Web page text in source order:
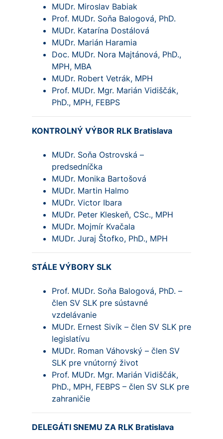
MUDr. Miroslav Babiak
Prof. MUDr. Soňa Balogová, PhD.
MUDr. Katarína Dostálová
MUDr. Marián Haramia
Doc. MUDr. Nora Majtánová, PhD.,
MPH, MBA
MUDr. Robert Vetrák, MPH
Prof. MUDr. Mgr. Marián Vidiščák,
PhD., MPH, FEBPS
KONTROLNÝ VÝBOR RLK Bratislava
MUDr. Soňa Ostrovská –
predsedníčka
MUDr. Monika Bartošová
MUDr. Martin Halmo
MUDr. Victor Ibara
MUDr. Peter Kleskeň, CSc., MPH
MUDr. Mojmír Kvačala
MUDr. Juraj Štofko, PhD., MPH
STÁLE VÝBORY SLK
Prof. MUDr. Soňa Balogová, PhD. –
člen SV SLK pre sústavné
vzdelávanie
MUDr. Ernest Sivík – člen SV SLK pre
legislatívu
MUDr. Roman Váhovský – člen SV
SLK pre vnútorný život
Prof. MUDr. Mgr. Marián Vidiščák,
PhD., MPH, FEBPS – člen SV SLK pre
zahraničie
DELEGÁTI SNEMU ZA RLK Bratislava